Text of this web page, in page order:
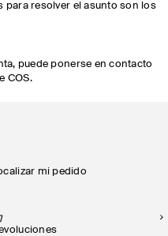
para resolver el asunto son los
puede ponerse en contacto
COS.
mi pedido